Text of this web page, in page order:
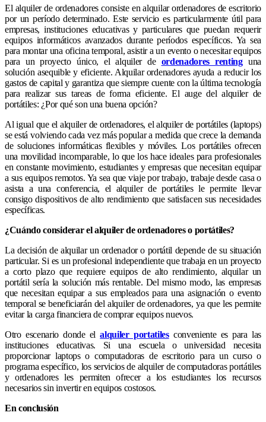
El alquiler de ordenadores consiste en alquilar ordenadores de escritorio
por un período determinado. Este servicio es particularmente útil para
empresas, instituciones educativas y particulares que puedan requerir
equipos informáticos avanzados durante períodos específicos. Ya sea
para montar una oficina temporal, asistir a un evento o necesitar equipos
para un proyecto único, el alquiler de ordenadores rentinguna
solución asequible y eficiente. Alquilar ordenadores ayuda a reducir los
gastos de capital y garantiza que siempre cuente con la última tecnología
para realizar sus tareas de forma eficiente. El auge del alquiler de
portátiles: ¿Por qué son una buena opción?
Al igual que el alquiler de ordenadores, el alquiler de portátiles (laptops)
se está volviendo cada vez más popular a medida que crece la demanda
de soluciones informáticas flexibles y móviles. Los portátiles ofrecen
una movilidad incomparable, lo que los hace ideales para profesionales
en constante movimiento, estudiantes y empresas que necesitan equipar
a sus equipos remotos. Ya sea que viaje por trabajo, trabaje desde casa o
asista a una conferencia, el alquiler de portátiles le permite llevar
consigo dispositivos de alto rendimiento que satisfacen sus necesidades
específicas.
¿Cuándo considerar el alquiler de ordenadores o portátiles?
La decisión de alquilar un ordenador o portátil depende de su situación
particular. Si es un profesional independiente que trabaja en un proyecto
a corto plazo que requiere equipos de alto rendimiento, alquilar un
portátil sería la solución más rentable. Del mismo modo, las empresas
que necesitan equipar a sus empleados para una asignación o evento
temporal se beneficiarán del alquiler de ordenadores, ya que les permite
evitar la carga financiera de comprar equipos nuevos.
Otro escenario donde elalquiler portatilesconveniente es para las
instituciones educativas. Si una escuela o universidad necesita
proporcionar laptops o computadoras de escritorio para un curso o
programa específico, los servicios de alquiler de computadoras portátiles
y ordenadores les permiten ofrecer a los estudiantes los recursos
necesarios sin invertir en equipos costosos.
En conclusión